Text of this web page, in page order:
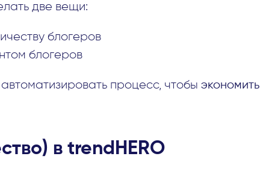
две вещи:
блогеров
блогеров
процесс, чтобы экономить
в trendHERO